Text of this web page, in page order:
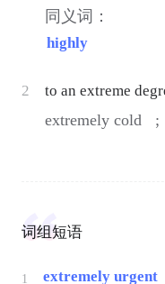
同义词：
highly
2 to an extreme
extremely cold ;
词组短语
1
extremely urgent